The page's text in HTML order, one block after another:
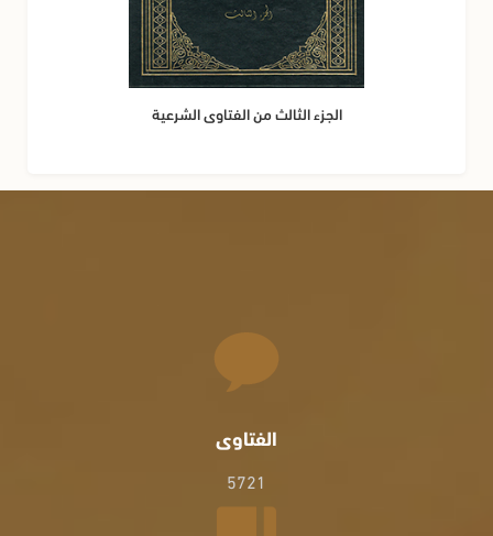
الجزء الثالث من الفتاوى الشرعية
الفتاوى
5721